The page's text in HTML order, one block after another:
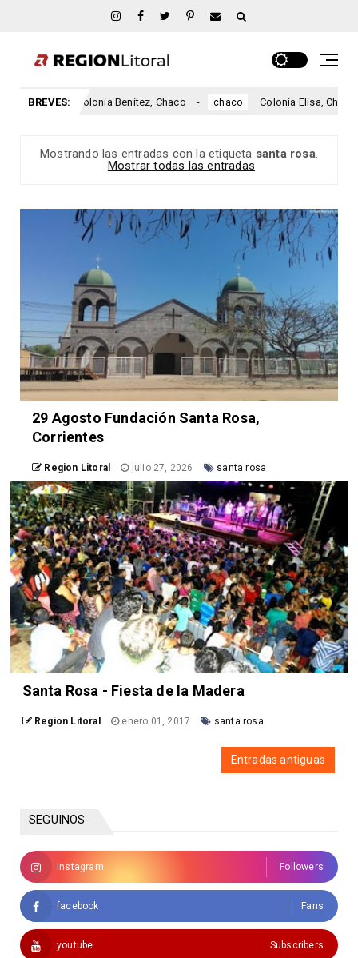
BREVES:
chaco Colonia Benítez, Chaco chaco Colonia Elisa, Chaco
Mostrando las entradas con la etiqueta santa rosa.
Mostrar todas las entradas
29 Agosto Fundación Santa Rosa,
Corrientes
Region Litoral julio 27, 2026 santa rosa
Santa Rosa - Fiesta de la Madera
Region Litoral enero 01, 2017 santa rosa
Entradas antiguas
SEGUINOS
Instagram Followers
facebook Fans
youtube Subscribers